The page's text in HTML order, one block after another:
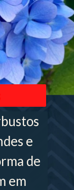
e
de
em